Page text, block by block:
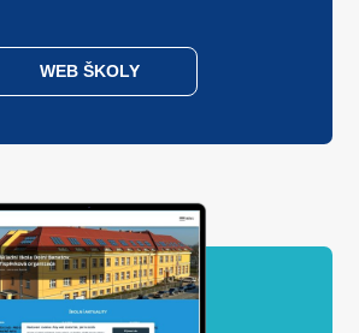
WEB ŠKOLY